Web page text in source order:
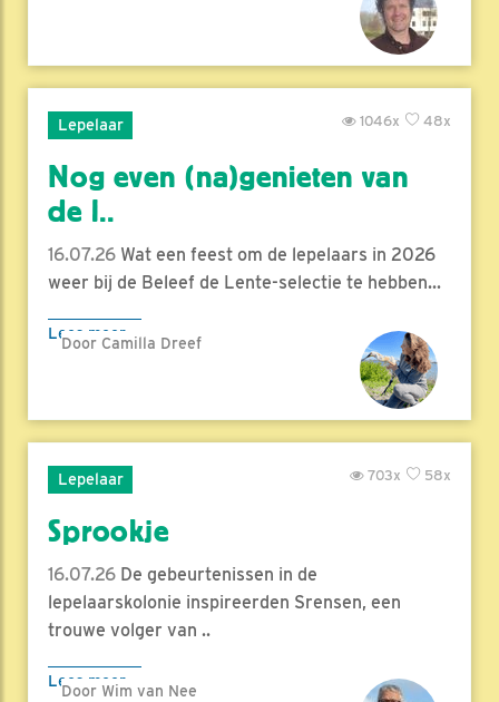
Lepelaar 48x
1046x
Nog even (na)genieten van
de l..
16.07.26 Wat een feest om de lepelaars in 2026
weer bij de Beleef de Lente-selectie te hebben...
Lees meer
Door Camilla Dreef
Lepelaar 58x
703x
Sprookje
16.07.26 De gebeurtenissen in de
lepelaarskolonie inspireerden Srensen, een
trouwe volger van ..
Lees meer
Door Wim van Nee